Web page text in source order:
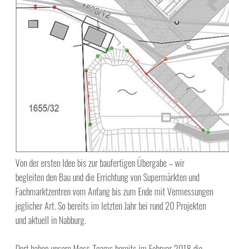
Von der ersten Idee bis zur baufertigen Übergabe – wir
begleiten den Bau und die Errichtung von Supermärkten und
Fachmarktzentren vom Anfang bis zum Ende mit Vermessungen
jeglicher Art. So bereits im letzten Jahr bei rund 20 Projekten
und aktuell in Nabburg.